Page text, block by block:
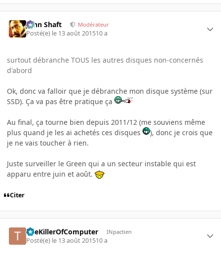
John Shaft Modérateur
Posté(e) le 13 août 201510 a
surtout débranche TOUS les autres disques non-concernés
d'abord
Ok, donc va falloir que je débranche mon disque système (sur
SSD). Ça va pas être pratique ça
Au final, ça tourne bien depuis 2011/12 (me souviens même
plus quand je les ai achetés ces disques
), donc je crois que
je ne vais toucher à rien.
Juste surveiller le Green qui a un secteur instable qui est
apparu entre juin et août.
Citer
TheKillerOfComputer INpactien
Posté(e) le 13 août 201510 a